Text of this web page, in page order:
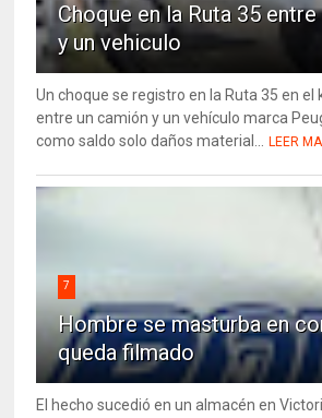
Choque en la Ruta 35
y un vehiculo
Un choque se registro en la Ruta 35 en el
entre un camión y un vehículo marca
como saldo solo daños material...
LEER
7
Hombre se masturba en
queda filmado
El hecho sucedió en un almacén en